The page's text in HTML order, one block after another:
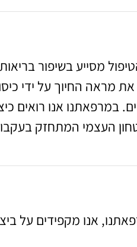
מסייע בשיפור
מראה החיוך על ידי
במרפאתנו אנו רואים
העצמי המתחזק
אנו מקפידים על